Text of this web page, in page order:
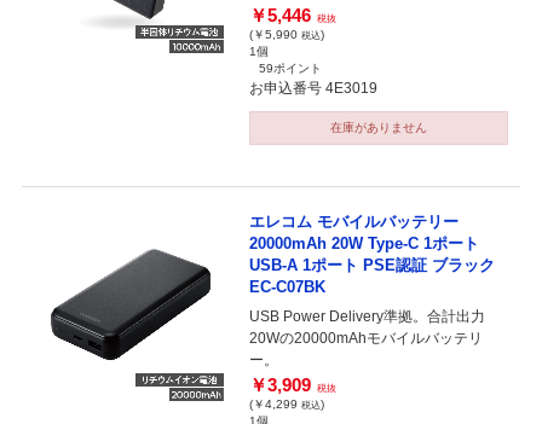
￥5,446 税抜
(￥5,990 税込)
1個
59ポイント
お申込番号 4E3019
在庫がありません
エレコム モバイルバッテリー
20000mAh 20W Type-C 1ポート
USB-A 1ポート PSE認証 ブラック
EC-C07BK
USB Power Delivery準拠。合計出力
20Wの20000mAhモバイルバッテリ
ー。
￥3,909 税抜
(￥4,299 税込)